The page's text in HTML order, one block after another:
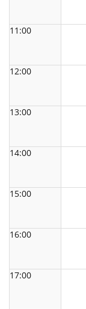
11:00
12:00
13:00
14:00
15:00
16:00
17:00